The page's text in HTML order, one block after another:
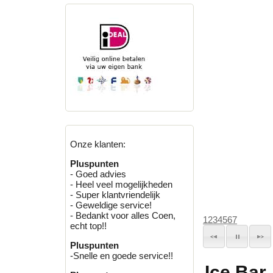
Onze klanten:
Pluspunten
- Goed advies
- Heel veel mogelijkheden
- Super klantvriendelijk
- Geweldige service!
- Bedankt voor alles Coen,
echt top!!
Pluspunten
-Snelle en goede service!!
1234567